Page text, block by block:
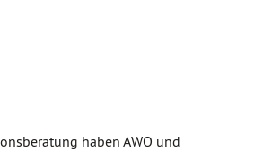
haben AWO und